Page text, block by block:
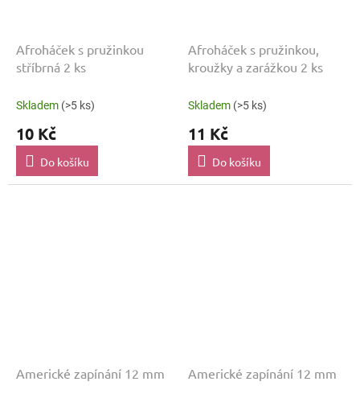
Afroháček s pružinkou
stříbrná 2 ks
Skladem (>5 ks)
10 Kč
Do košíku
Afroháček s pružinkou,
kroužky a zarážkou 2 ks
Skladem (>5 ks)
11 Kč
Do košíku
Americké zapínání 12 mm Americké zapínání 12 mm